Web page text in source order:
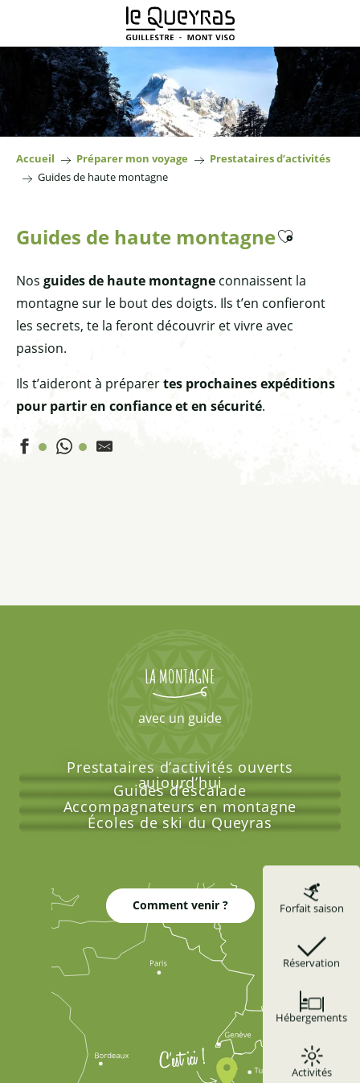
contenu
principal
Forfait saison
Réservation
Hébergements
Activités
Accueil Préparer mon voyage
Prestataires d’activités
Guides de haute montagne
Guides de haute montagneAjouter aux
Nos guides de haute montagne connaissent la
montagne sur le bout des doigts. Ils t’en confieront
les secrets, te la feront découvrir et vivre avec
passion.
Ils t’aideront à préparertes prochaines expéditions
pour partir en confiance et en sécurité.
Trek-Expe
LA MONTAGNE
avec un guide
Prestataires d’activités ouverts
aujourd’hui
Guides d’escalade
Accompagnateurs en montagne
Écoles de ski du Queyras
Comment venir ?